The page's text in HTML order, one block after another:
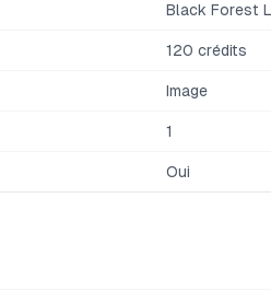
Black Forest
120 crédits
Image
1
Oui